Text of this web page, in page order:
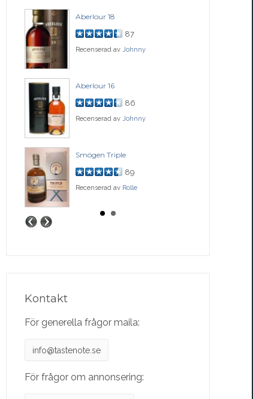
Aberlour 18
87
Recenserad av Johnny
Aberlour 16
86
Recenserad av Johnny
Smögen Triple
89
Recenserad av Rolle
Kontakt
För generella frågor maila:
info@tastenote.se
För frågor om annonsering: